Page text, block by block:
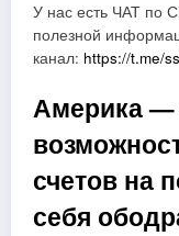
У нас есть ЧАТ по
полезной
канал: https://t.me/
Америка —
счетов на
себя